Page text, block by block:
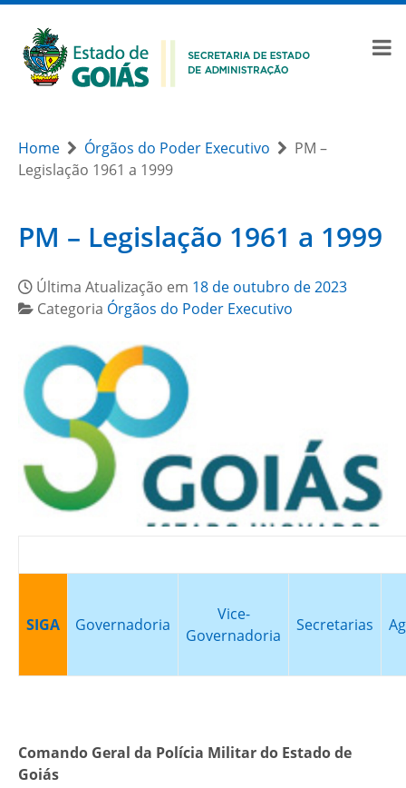
Home Órgãos do Poder Executivo
PM –
Legislação 1961 a 1999
PM – Legislação 1961 a 1999
Última Atualização em 18 de outubro de 2023
Categoria Órgãos do Poder Executivo
SIGA Governadoria
Vice-
Governadoria
Secretarias
Comando Geral da Polícia Militar do Estado de
Goiás